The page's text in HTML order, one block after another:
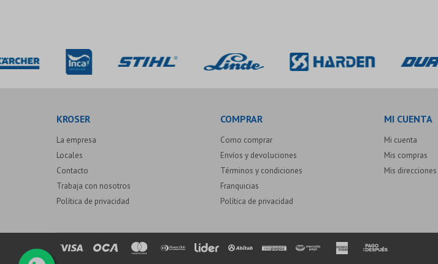
KROSER
La empresa
Locales
Contacto
Trabaja con nosotros
Política de privacidad
COMPRAR
Como comprar
Envíos y devoluciones
Términos y condiciones
Franquicias
Política de privacidad
MI CUENTA
Mi cuenta
Mis compras
Mis direcciones